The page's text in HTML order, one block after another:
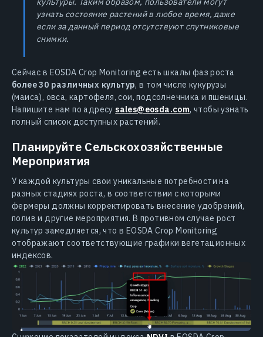
узнать состояние растений в любое время, даже
если за данный период отсутствуют спутниковые
снимки.
Сейчас в EOSDA Crop Monitoring есть шкалы фаз роста
более 30 различных культур, в том числе кукурузы
(маиса), овса, картофеля, сои, подсолнечника и пшеницы.
Напишите нам по адресу sales@eosda.com, чтобы узнать
полный список доступных растений.
Планируйте Сельскохозяйственные
Мероприятия
У каждой культуры свои уникальные потребности на
разных стадиях роста, в соответствии с которыми
фермеры должны корректировать внесение удобрений,
полив и другие мероприятия. В противном случае рост
культур замедляется, что в EOSDA Crop Monitoring
отображают соответствующие графики вегетационных
индексов.